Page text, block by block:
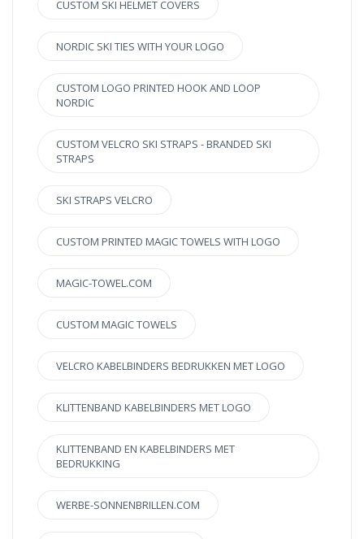
CUSTOM SKI HELMET COVERS
NORDIC SKI TIES WITH YOUR LOGO
CUSTOM LOGO PRINTED HOOK AND LOOP
NORDIC
CUSTOM VELCRO SKI STRAPS - BRANDED SKI
STRAPS
SKI STRAPS VELCRO
CUSTOM PRINTED MAGIC TOWELS WITH LOGO
MAGIC-TOWEL.COM
CUSTOM MAGIC TOWELS
VELCRO KABELBINDERS BEDRUKKEN MET LOGO
KLITTENBAND KABELBINDERS MET LOGO
KLITTENBAND EN KABELBINDERS MET
BEDRUKKING
WERBE-SONNENBRILLEN.COM